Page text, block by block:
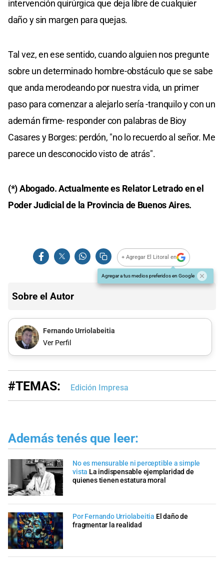
intervención quirúrgica que deja libre de cualquier
daño y sin margen para quejas.
Tal vez, en ese sentido, cuando alguien nos pregunte
sobre un determinado hombre-obstáculo que se sabe
que anda merodeando por nuestra vida, un primer
paso para comenzar a alejarlo sería -tranquilo y con un
ademán firme- responder con palabras de Bioy
Casares y Borges: perdón, "no lo recuerdo al señor. Me
parece un desconocido visto de atrás".
(*) Abogado. Actualmente es Relator Letrado en el
Poder Judicial de la Provincia de Buenos Aires.
+ Agregar El Litoral en
Agregar a tus medios preferidos en Google
Sobre el Autor
Fernando Urriolabeitia
Ver Perfil
#TEMAS: Edición Impresa
Además tenés que leer:
No es mensurable ni perceptible a simple
vista La indispensable ejemplaridad de
quienes tienen estatura moral
Por Fernando Urriolabeitia El daño de
fragmentar la realidad